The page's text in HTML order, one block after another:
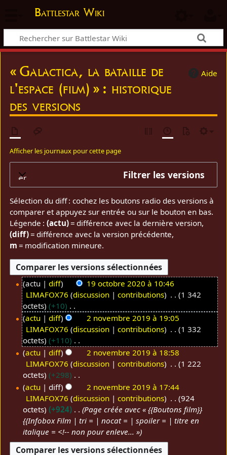
Battlestar Wiki
Aide
« Galactica, la bataille de
l'espace (film) » : historique
des versions
Afficher les journaux pour cette page
Filtrer les versions
Sélection du diff : cochez les boutons radio des versions à
comparer et appuyez sur entrée ou sur le bouton en bas.
Légende :(actu)= différence avec la dernière version,
(diff)= différence avec la version précédente,
m = modification mineure.
actu diff
19 octobre 2020 à 10:46
LIMAFOX76 discussion contributions
1 342
octets
+10
A
u
c
u
n
r
é
s
u
m
é
d
e
m
actu diff
2 novembre 2019 à 19:05
LIMAFOX76 discussion contributions
1 332
octets
+110
A
u
c
u
n
r
é
s
u
m
actu diff
2 novembre 2019 à 18:58
LIMAFOX76 discussion contributions
1 222
octets
+298
A
u
c
u
n
r
é
actu diff
2 novembre 2019 à 17:44
LIMAFOX76 discussion contributions
924
octets
+924
Page créée avec « {{Boutons film}}
{{Infobox Film | tri = | nocat = | spoiler = | titre en
italique = <!-- non pour enleve... »